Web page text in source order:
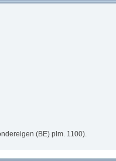
(BE) plm. 1100).